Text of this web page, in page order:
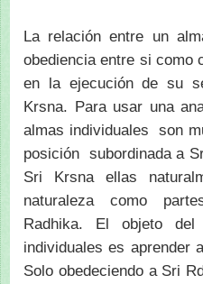
La relación entre un
obediencia entre si como
en la ejecución de su
Krsna. Para usar una
almas individuales son
posición subordinada a
Sri Krsna ellas
naturaleza como
Radhika. El objeto
individuales es aprender
Solo obedeciendo a Sri